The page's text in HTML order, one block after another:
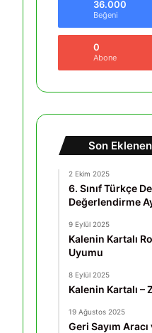
36.000
Beğeni
0
Abone
Son
2 Ekim 2025
6. Sınıf Türkçe
Değerlendirme
9 Eylül 2025
Kalenin Kartalı
Uyumu
8 Eylül 2025
Kalenin Kartalı –
19 Ağustos 2025
Geri Sayım Aracı